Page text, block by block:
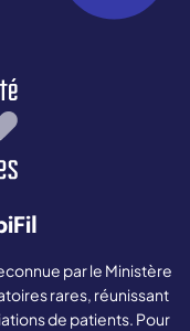
par le Ministère
rares, réunissant
de patients. Pour